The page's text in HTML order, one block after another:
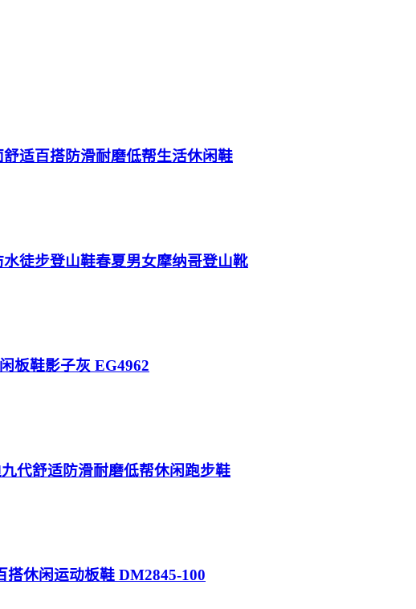
适百搭防滑耐磨低帮生活休闲鞋
徒步登山鞋春夏男女摩纳哥登山靴
板鞋影子灰 EG4962
代舒适防滑耐磨低帮休闲跑步鞋
休闲运动板鞋 DM2845-100